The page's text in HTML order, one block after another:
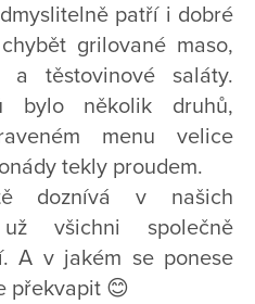
patří i dobré
grilované maso,
a těstovinové saláty.
bylo několik druhů,
menu velice
tekly proudem.
doznívá v našich
všichni společně
A v jakém se ponese
překvapit 😊